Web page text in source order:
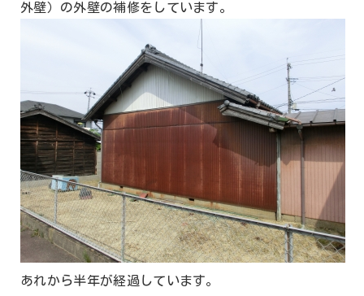
外壁）の外壁の補修をしています。
あれから半年が経過しています。